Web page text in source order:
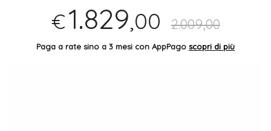
€1.829,00 2.009,00
Paga a rate sino a 3 mesi con AppPago scopri di più